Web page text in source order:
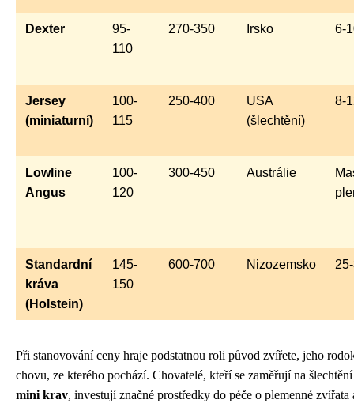
Dexter
95-
110
270-350 Irsko 6-
Jersey
(miniaturní)
100-
115
250-400
USA
(šlechtění)
8-
Lowline
Angus
100-
120
300-450 Austrálie
Standardní
kráva
(Holstein)
145-
150
600-700 Nizozemsko
Při stanovování ceny hraje podstatnou roli původ zvířete, jeho
chovu, ze kterého pochází. Chovatelé, kteří se zaměřují na
mini krav, investují značné prostředky do péče o plemenné